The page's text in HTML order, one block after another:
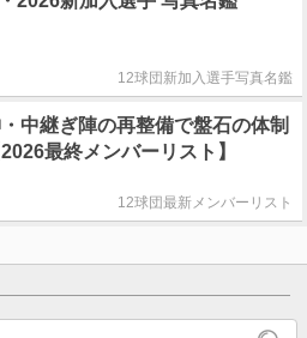
12球団新加入選手写真名鑑
中継ぎ陣の再整備で盤石の体制
最終メンバーリスト】
12球団最新メンバーリスト